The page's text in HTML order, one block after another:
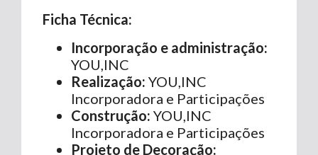
Ficha Técnica:
Incorporação e administração:
YOU,INC
Realização: YOU,INC
Incorporadora e Participações
Construção: YOU,INC
Incorporadora e Participações
Projeto de Decoração: